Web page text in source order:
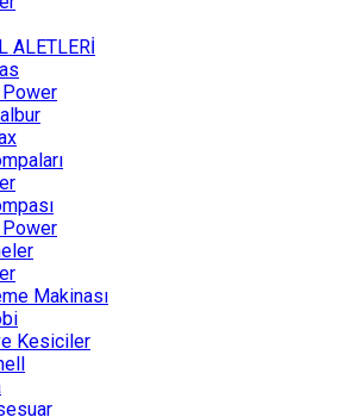
ALETLERİ
Power
Power
Makinası
Kesiciler